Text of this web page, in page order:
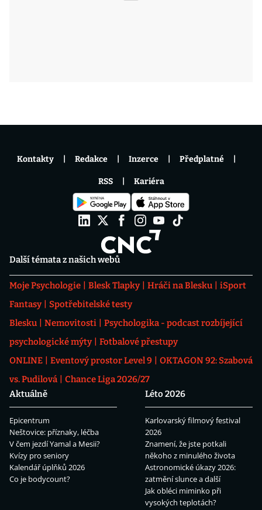
Další témata z našich webů
Moje Psychologie Blesk Tlapky Hráči na Blesku
iSport
Fantasy
Spotřebitelské testy
Blesku
Nemovitosti
Psychologika - podcast rozbíjející
psychologické mýty
Fotbalové přestupy
ONLINE
Eventový prostor Level 9
OKTAGON 92: Szabová
vs. Pudilová
Chance Liga 2026/27
Aktuálně
Epicentrum
Neštovice: příznaky, léčba
V čem jezdí Yamal a Mesii?
Kvízy pro seniory
Kalendář úplňků 2026
Co je bodycount?
Léto 2026
Karlovarský filmový festival
2026
Znamení, že jste potkali
někoho z minulého života
Astronomické úkazy 2026:
zatmění slunce a další
Jak obléci miminko při
vysokých teplotách?
Kontakty Redakce Inzerce Předplatné
RSS Kariéra